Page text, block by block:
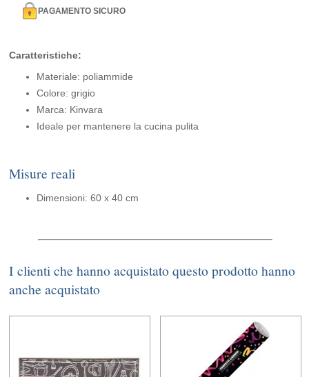
PAGAMENTO SICURO
Caratteristiche:
Materiale: poliammide
Colore: grigio
Marca: Kinvara
Ideale per mantenere la cucina pulita
Misure reali
Dimensioni: 60 x 40 cm
I clienti che hanno acquistato questo prodotto hanno
anche acquistato